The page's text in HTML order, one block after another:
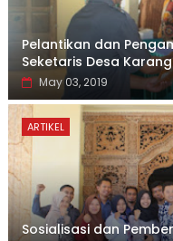
Pelantikan dan
Seketaris Desa
May 03, 2019
ARTIKEL
Sosialisasi dan